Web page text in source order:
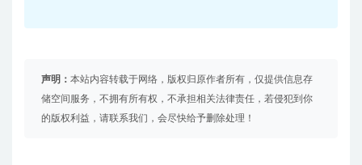
声明： 本站内容转载于网络，版权归原作者所有，仅提供信息存
储空间服务，不拥有所有权，不承担相关法律责任，若侵犯到你
的版权利益，请联系我们，会尽快给予删除处理！